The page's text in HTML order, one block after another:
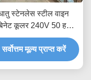
स्टेनलेस स्टील वाइन
कूलर 240V 50 हर्ट्ज
टच कंट्रोल पैनल
सर्वोत्तम मूल्य प्राप्त करें